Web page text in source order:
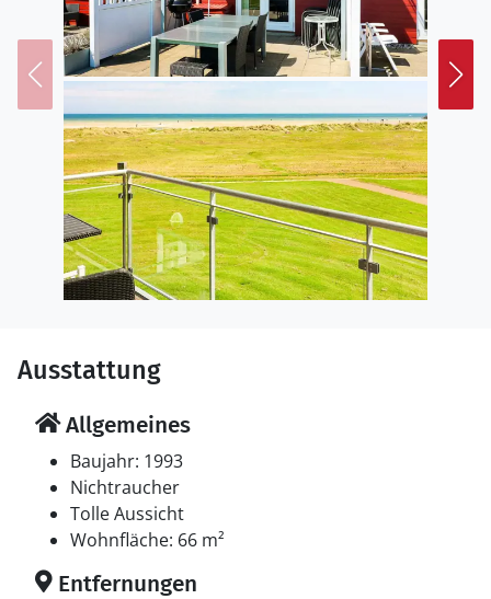
Ausstattung
Allgemeines
Baujahr: 1993
Nichtraucher
Tolle Aussicht
Wohnfläche: 66 m²
Entfernungen